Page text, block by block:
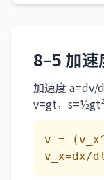
8–5 加
加速度 a=dv/
v=gt，s=½gt²
v =
v_x=dx/